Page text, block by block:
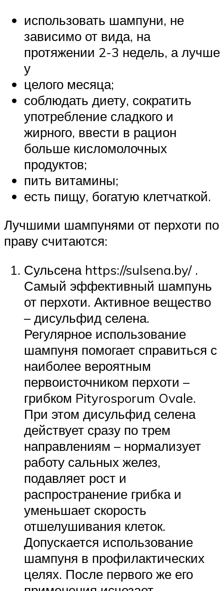
использовать шампуни, не
зависимо от вида, на
протяжении 2-3 недель, а лучше
у
целого месяца;
соблюдать диету, сократить
употребление сладкого и
жирного, ввести в рацион
больше кисломолочных
продуктов;
пить витамины;
есть пищу, богатую клетчаткой.
Лучшими шампунями от перхоти по
праву считаются:
Сульсена https://sulsena.by/ .
Самый эффективный шампунь
от перхоти. Активное вещество
– дисульфид селена.
Регулярное использование
шампуня помогает справиться с
наиболее вероятным
первоисточником перхоти –
грибком Pityrosporum Ovale.
При этом дисульфид селена
действует сразу по трем
направлениям – нормализует
работу сальных желез,
подавляет рост и
распространение грибка и
уменьшает скорость
отшелушивания клеток.
Допускается использование
шампуня в профилактических
целях. После первого же его